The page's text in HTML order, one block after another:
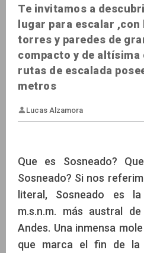
Te invitamos a
lugar para escalar
torres y paredes de
compacto y de altísima
rutas de escalada
metros
Lucas Alzamora
Que es Sosneado?
Sosneado? Si nos
literal, Sosneado es
m.s.n.m. más austral
Andes. Una inmensa
que marca el fin de